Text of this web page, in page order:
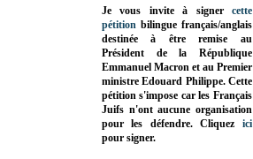
Je vous invite à signer cette
pétition bilingue français/anglais
destinée à être remise au
Président de la République
Emmanuel Macron et au Premier
ministre Edouard Philippe. Cette
pétition s'impose car les Français
Juifs n'ont aucune organisation
pour les défendre. Cliquez
ici
pour signer.